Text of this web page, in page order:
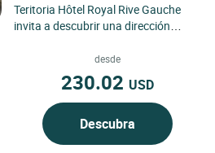
Teritoria Hôtel Royal Rive Gauche
invita a descubrir una dirección
desde
230.02 USD
Descubra